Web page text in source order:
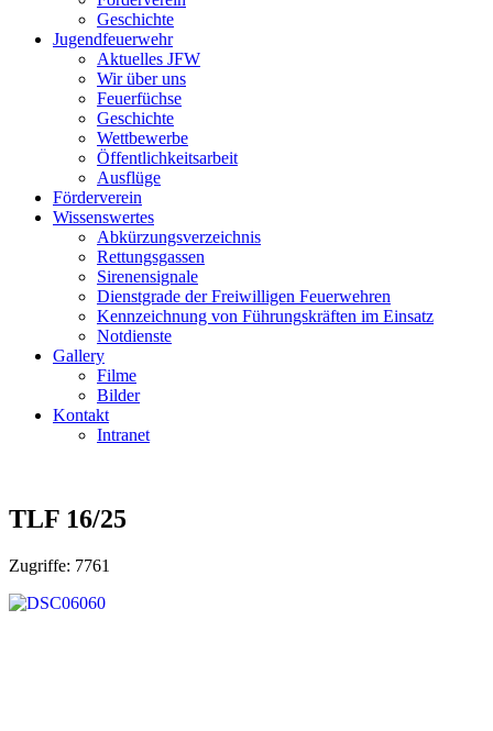
Geschichte
Jugendfeuerwehr
Aktuelles JFW
Wir über uns
Feuerfüchse
Geschichte
Wettbewerbe
Öffentlichkeitsarbeit
Ausflüge
Förderverein
Wissenswertes
Abkürzungsverzeichnis
Rettungsgassen
Sirenensignale
Dienstgrade der Freiwilligen Feuerwehren
Kennzeichnung von Führungskräften im Einsatz
Notdienste
Gallery
Filme
Bilder
Kontakt
Intranet
TLF 16/25
Zugriffe: 7761